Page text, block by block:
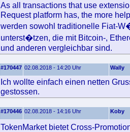
As all transactions that use
Request platform has, the more
werden sowohl traditionelle Fiat-
unterst�tzen, die mit Bitcoin-,
und anderen vergleichbar sind.
#170447 02.08.2018 - 14:20 Uhr Wally
Ich wollte einfach einen netten
gestossen.
#170446 02.08.2018 - 14:16 Uhr Koby
TokenMarket bietet Cross-